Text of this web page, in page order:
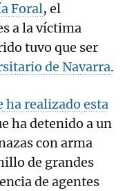
Foral, el
a la víctima
tuvo que ser
de Navarra.
ha realizado esta
ha detenido a un
con arma
de grandes
de agentes